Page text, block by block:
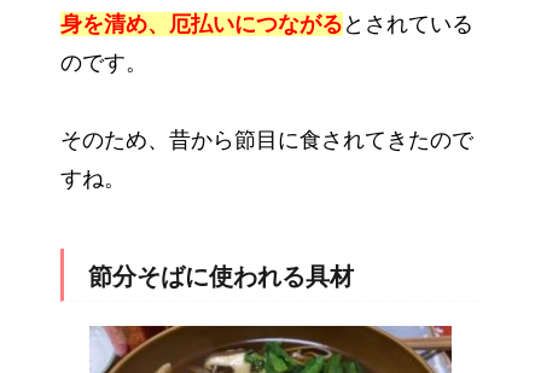
身を清め、厄払いにつながる とされている
のです。
そのため、昔から節目に食されてきたので
すね。
節分そばに使われる具材